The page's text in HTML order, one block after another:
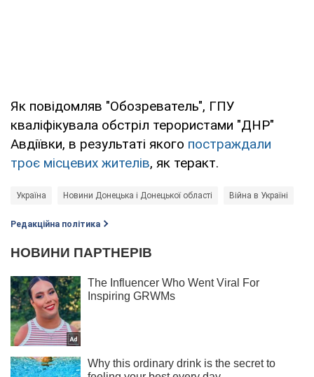
Як повідомляв "Обозреватель", ГПУ
кваліфікувала обстріл терористами "ДНР"
Авдіївки, в результаті якого постраждали
троє місцевих жителів, як теракт.
Україна Новини Донецька і Донецької області Війна в Україні
Редакційна політика